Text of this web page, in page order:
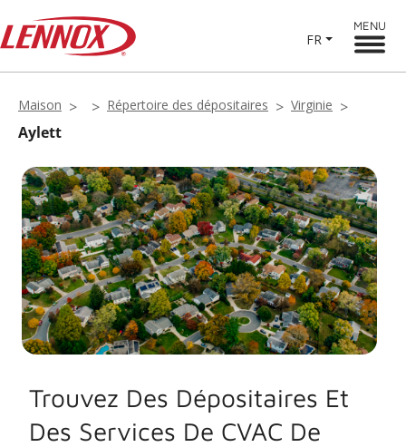
FR
MENU
Maison Répertoire des dépositaires Virginie
Aylett
Trouvez Des Dépositaires Et
Des Services De CVAC De